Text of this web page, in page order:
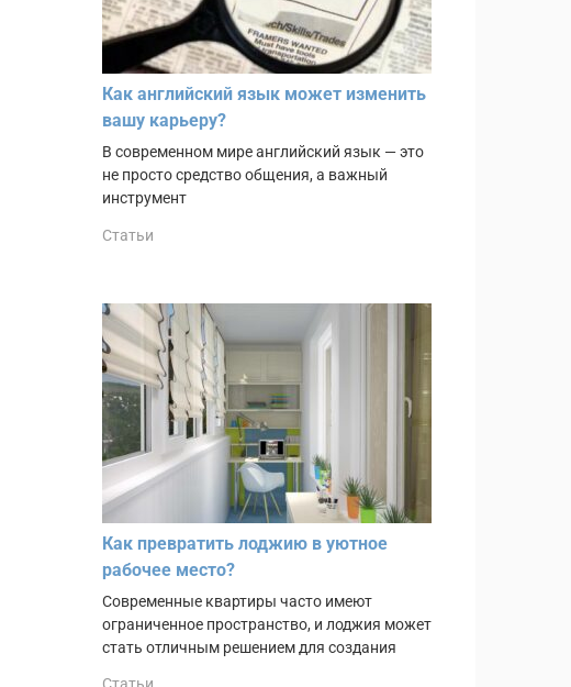
Как английский язык может изменить
вашу карьеру?
В современном мире английский язык — это
не просто средство общения, а важный
инструмент
Статьи
Как превратить лоджию в уютное
рабочее место?
Современные квартиры часто имеют
ограниченное пространство, и лоджия может
стать отличным решением для создания